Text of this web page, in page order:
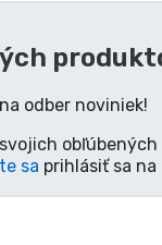
odber noviniek!
sa prihlásiť sa na